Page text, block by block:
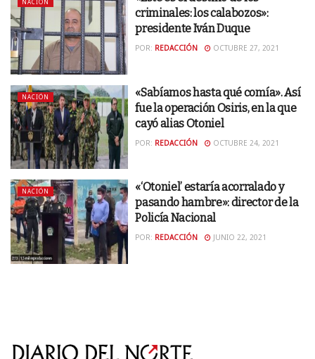
NACIÓN
criminales: los calabozos»:
presidente Iván Duque
POR: REDACCIÓN OCTUBRE 27, 2021
NACIÓN
«Sabíamos hasta qué comía». Así
fue la operación Osiris, en la que
cayó alias Otoniel
POR: REDACCIÓN OCTUBRE 24, 2021
NACIÓN
«‘Otoniel’ estaría acorralado y
pasando hambre»: director de la
Policía Nacional
POR: REDACCIÓN JUNIO 22, 2021